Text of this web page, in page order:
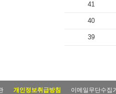
41
40
39
개인정보취급방침 이메일무단수집